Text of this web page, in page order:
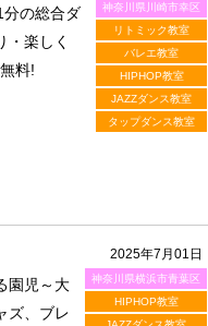
神奈川県川崎市幸区
リトミック教室
バレエ教室
HIPHOP教室
JAZZダンス教室
タップダンス教室
分の総合ダ
・楽しく
料!
2025年7月01日
神奈川県横浜市青葉区
HIPHOP教室
園児～大
ズ、ブレ